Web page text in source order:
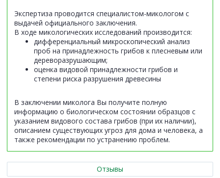
Экспертиза проводится специалистом-микологом с
выдачей официального заключения.
В ходе микологических исследований производится:
дифференциальный микроскопический анализ
проб на принадлежность грибов к плесневым или
дереворазрушающим;
оценка видовой принадлежности грибов и
степени риска разрушения древесины
В заключении миколога Вы получите полную
информацию о биологическом состоянии образцов с
указанием видового состава грибов (при их наличии),
описанием существующих угроз для дома и человека, а
также рекомендации по устранению проблем.
Отзывы